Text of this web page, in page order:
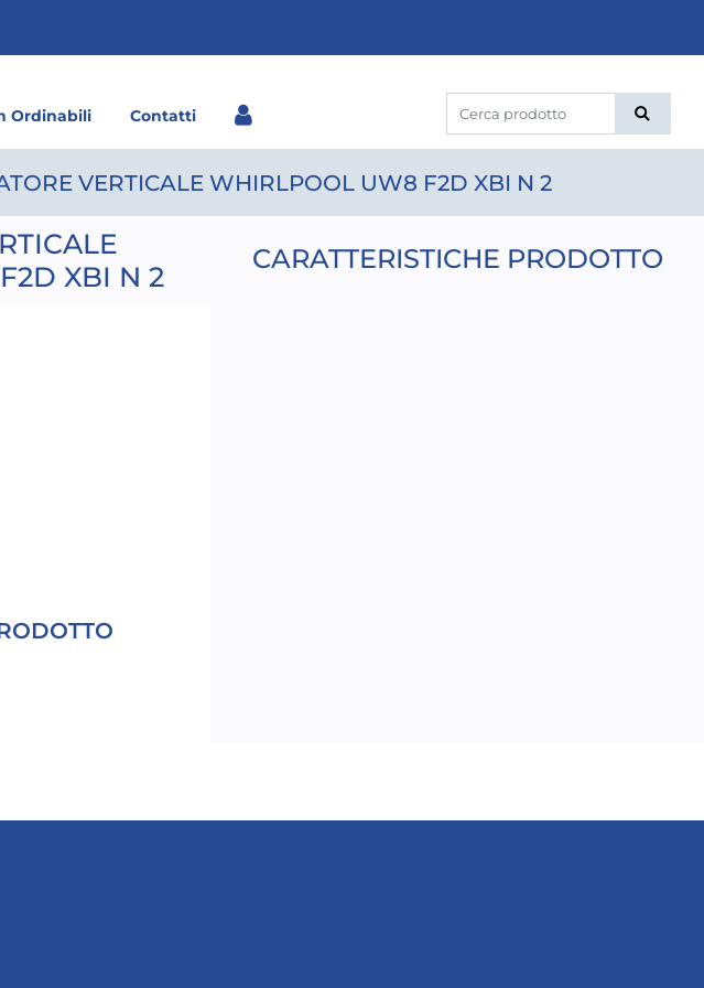
Ordinabili Contatti
VERTICALE WHIRLPOOL UW8 F2D XBI N 2
XBI N 2
CARATTERISTICHE PRODOTTO